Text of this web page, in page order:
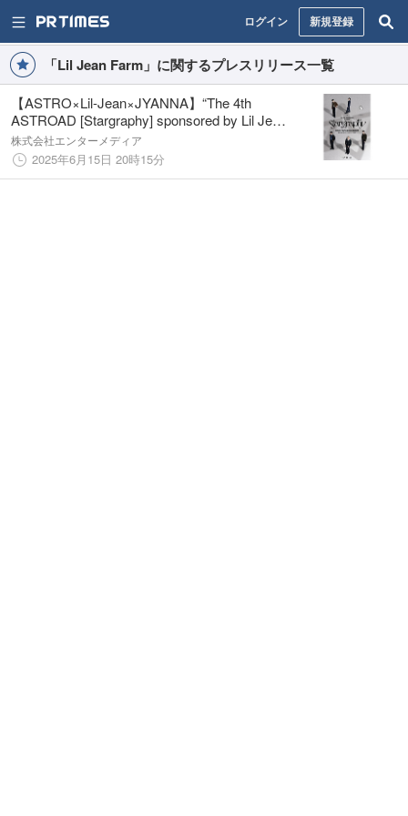
ログイン 新規登録
「Lil Jean Farm」に関するプレスリリース一覧
【ASTRO×Lil-Jean×JYANNA】“The 4th
ASTROAD [Stargraphy] sponsored by Lil Jean
Farm”ASTRO公演記念 コーヒーセット提供！
株式会社エンターメディア
2025年6月15日 20時15分